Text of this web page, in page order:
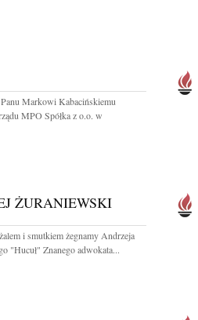
Markowi Kabacińskiemu
MPO Spółka z o.o. w
ŻURANIEWSKI
i smutkiem żegnamy Andrzeja
"Hucuł" Znanego adwokata...